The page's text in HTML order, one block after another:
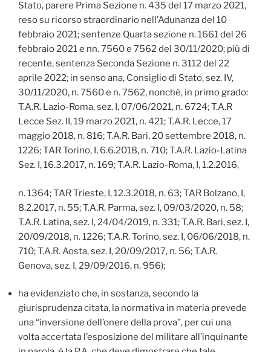
Stato, parere Prima Sezione n. 435 del 17 marzo 2021,
reso su ricorso straordinario nell’Adunanza del 10
febbraio 2021; sentenze Quarta sezione n. 1661 del 26
febbraio 2021 e nn. 7560 e 7562 del 30/11/2020; più di
recente, sentenza Seconda Sezione n. 3112 del 22
aprile 2022; in senso ana, Consiglio di Stato, sez. IV,
30/11/2020, n. 7560 e n. 7562, nonché, in primo grado:
T.A.R. Lazio-Roma, sez. I, 07/06/2021, n. 6724; T.A.R
Lecce Sez. II, 19 marzo 2021, n. 421; T.A.R. Lecce, 17
maggio 2018, n. 816; T.A.R. Bari, 20 settembre 2018, n.
1226; TAR Torino, I, 6.6.2018, n. 710; T.A.R. Lazio-Latina
Sez. I, 16.3.2017, n. 169; T.A.R. Lazio-Roma, I, 1.2.2016,
n. 1364; TAR Trieste, I, 12.3.2018, n. 63; TAR Bolzano, I,
8.2.2017, n. 55; T.A.R. Parma, sez. I, 09/03/2020, n. 58;
T.A.R. Latina, sez. I, 24/04/2019, n. 331; T.A.R. Bari, sez. I,
20/09/2018, n. 1226; T.A.R. Torino, sez. I, 06/06/2018, n.
710; T.A.R. Aosta, sez. I, 20/09/2017, n. 56; T.A.R.
Genova, sez. I, 29/09/2016, n. 956);
ha evidenziato che, in sostanza, secondo la
giurisprudenza citata, la normativa in materia prevede
una “inversione dell’onere della prova”, per cui una
volta accertata l’esposizione del militare all’inquinante